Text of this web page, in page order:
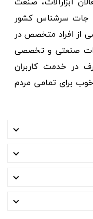
و سمباده برقی •
شارژی • چکش تخریب
در دسته ابزارهای
و ابزارآلات را ایجاد
بادی به کمپرسور هوا
ابزارآلات بادی عبارتند
ابزارآلات، صنعت
جات سرشناس کشور
از افراد متخصص در
صنعتی و تخصصی
در خدمت کاربران
برای تمامی مردم



